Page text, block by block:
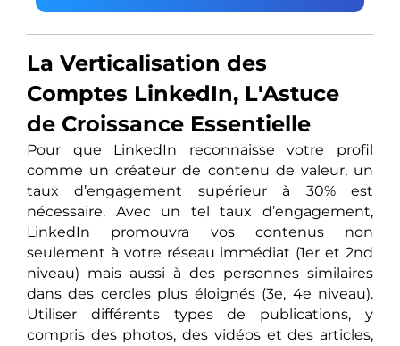
La Verticalisation des
Comptes LinkedIn, L'Astuce
de Croissance Essentielle
Pour que LinkedIn reconnaisse votre profil
comme un créateur de contenu de valeur, un
taux d’engagement supérieur à 30% est
nécessaire. Avec un tel taux d’engagement,
LinkedIn promouvra vos contenus non
seulement à votre réseau immédiat (1er et 2nd
niveau) mais aussi à des personnes similaires
dans des cercles plus éloignés (3e, 4e niveau).
Utiliser différents types de publications, y
compris des photos, des vidéos et des articles,